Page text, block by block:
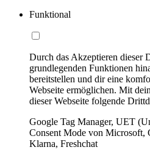
Funktional
Durch das Akzeptieren dieser
grundlegenden Funktionen
bereitstellen und dir eine
Webseite ermöglichen. Mit
dieser Webseite folgende
Google Tag Manager, UET
Consent Mode von Microsoft,
Klarna, Freshchat